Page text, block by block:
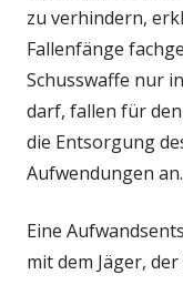
zu verhindern,
Fallenfänge
Schusswaffe nur
darf, fallen für
die Entsorgung
Aufwendungen an.
Eine
mit dem Jäger,